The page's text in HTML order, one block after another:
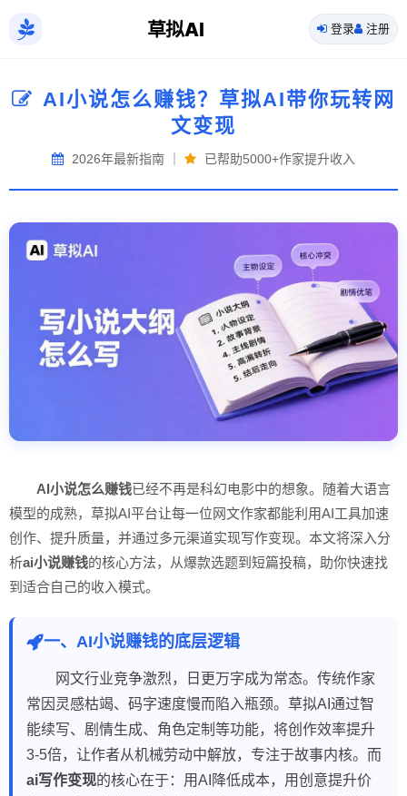
草拟AI 登录 注册
AI小说怎么赚钱？草拟AI带你玩转网
文变现
2026年最新指南 ｜ 已帮助5000+作家提升收入
AI小说怎么赚钱已经不再是科幻电影中的想象。随着大语言
模型的成熟，草拟AI平台让每一位网文作家都能利用AI工具加速
创作、提升质量，并通过多元渠道实现写作变现。本文将深入分
析ai小说赚钱的核心方法，从爆款选题到短篇投稿，助你快速找
到适合自己的收入模式。
一、AI小说赚钱的底层逻辑
网文行业竞争激烈，日更万字成为常态。传统作家
常因灵感枯竭、码字速度慢而陷入瓶颈。草拟AI通过智
能续写、剧情生成、角色定制等功能，将创作效率提升
3-5倍，让作者从机械劳动中解放，专注于故事内核。而
ai写作变现的核心在于：用AI降低成本，用创意提升价